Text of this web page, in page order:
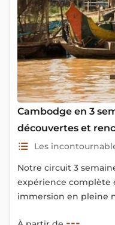
Cambodge en 3
découvertes et
Les
Notre circuit 3
expérience complète
immersion en pleine
Phnom Penh,